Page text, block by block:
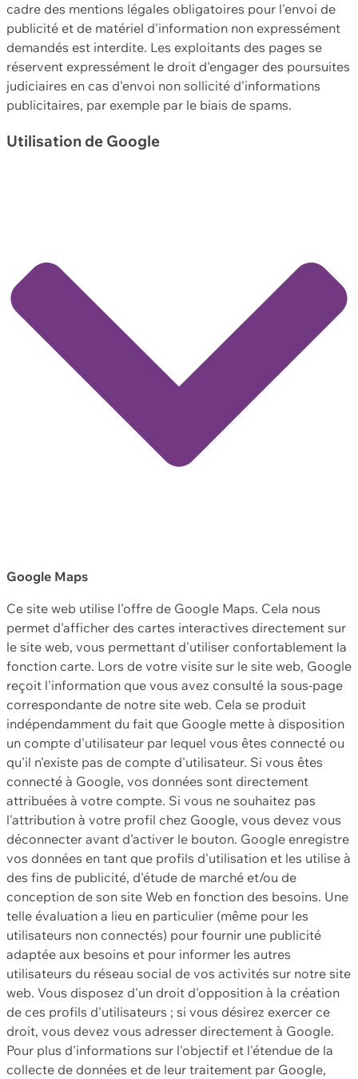
cadre des mentions légales obligatoires pour l'envoi de
publicité et de matériel d'information non expressément
demandés est interdite. Les exploitants des pages se
réservent expressément le droit d'engager des poursuites
judiciaires en cas d'envoi non sollicité d'informations
publicitaires, par exemple par le biais de spams.
Utilisation de Google
Google Maps
Ce site web utilise l'offre de Google Maps. Cela nous
permet d'afficher des cartes interactives directement sur
le site web, vous permettant d'utiliser confortablement la
fonction carte. Lors de votre visite sur le site web, Google
reçoit l'information que vous avez consulté la sous-page
correspondante de notre site web. Cela se produit
indépendamment du fait que Google mette à disposition
un compte d'utilisateur par lequel vous êtes connecté ou
qu'il n'existe pas de compte d'utilisateur. Si vous êtes
connecté à Google, vos données sont directement
attribuées à votre compte. Si vous ne souhaitez pas
l'attribution à votre profil chez Google, vous devez vous
déconnecter avant d'activer le bouton. Google enregistre
vos données en tant que profils d'utilisation et les utilise à
des fins de publicité, d'étude de marché et/ou de
conception de son site Web en fonction des besoins. Une
telle évaluation a lieu en particulier (même pour les
utilisateurs non connectés) pour fournir une publicité
adaptée aux besoins et pour informer les autres
utilisateurs du réseau social de vos activités sur notre site
web. Vous disposez d'un droit d'opposition à la création
de ces profils d'utilisateurs ; si vous désirez exercer ce
droit, vous devez vous adresser directement à Google.
Pour plus d'informations sur l'objectif et l'étendue de la
collecte de données et de leur traitement par Google,